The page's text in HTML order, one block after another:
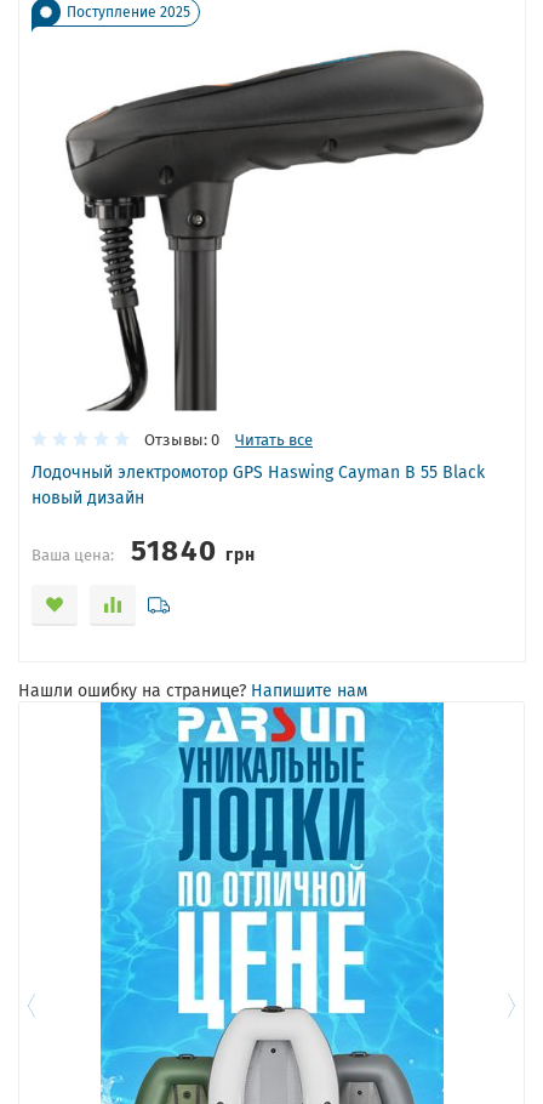
Поступление 2025
Отзывы: 0 Читать все
Лодочный электромотор GPS Haswing Cayman B 55 Black
новый дизайн
Ваша цена: 51840грн
Нашли ошибку на странице? Напишите нам